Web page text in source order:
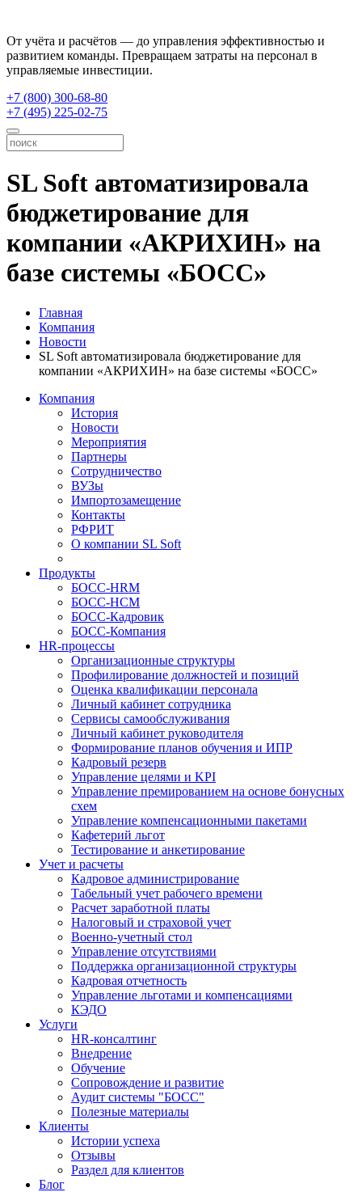
От учёта и расчётов — до управления эффективностью и
развитием команды. Превращаем затраты на персонал в
управляемые инвестиции.
+7 (800) 300-68-80
+7 (495) 225-02-75
SL Soft автоматизировала
бюджетирование для
компании «АКРИХИН» на
базе системы «БОСС»
Главная
Компания
Новости
SL Soft автоматизировала бюджетирование для
компании «АКРИХИН» на базе системы «БОСС»
Компания
История
Новости
Мероприятия
Партнеры
Сотрудничество
ВУЗы
Импортозамещение
Контакты
РФРИТ
О компании SL Soft
Продукты
БОСС-HRM
БОСС-HCM
БОСС-Кадровик
БОСС-Компания
HR-процессы
Организационные структуры
Профилирование должностей и позиций
Оценка квалификации персонала
Личный кабинет сотрудника
Сервисы самообслуживания
Личный кабинет руководителя
Формирование планов обучения и ИПР
Кадровый резерв
Управление целями и KPI
Управление премированием на основе бонусных
схем
Управление компенсационными пакетами
Кафетерий льгот
Тестирование и анкетирование
Учет и расчеты
Кадровое администрирование
Табельный учет рабочего времени
Расчет заработной платы
Налоговый и страховой учет
Военно-учетный стол
Управление отсутствиями
Поддержка организационной структуры
Кадровая отчетность
Управление льготами и компенсациями
КЭДО
Услуги
HR-консалтинг
Внедрение
Обучение
Сопровождение и развитие
Аудит системы "БОСС"
Полезные материалы
Клиенты
Истории успеха
Отзывы
Раздел для клиентов
Блог